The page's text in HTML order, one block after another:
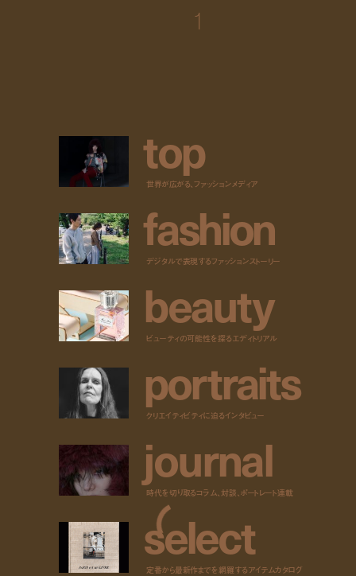
1
top
世界が広がる、ファッションメディア
fashion
デジタルで表現するファッションストーリー
beauty
ビューティの可能性を探るエディトリアル
portraits
クリエイティビティに迫るインタビュー
journal
時代を切り取るコラム、対談、ポートレート連載
select
定番から最新作までを網羅するアイテムカタログ